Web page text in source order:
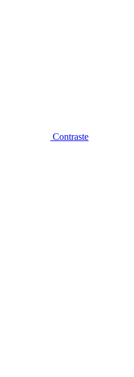
Contraste